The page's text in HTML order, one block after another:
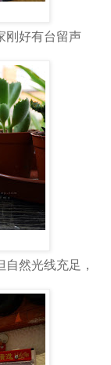
刚好有台留声
然光线充足，